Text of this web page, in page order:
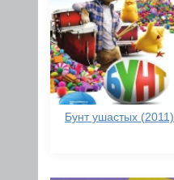
Бунт ушастых (2011)